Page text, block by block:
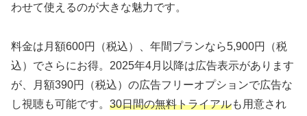
わせて使えるのが大きな魅力です。
料金は月額600円（税込）、年間プランなら5,900円（税
込）でさらにお得。2025年4月以降は広告表示があります
が、月額390円（税込）の広告フリーオプションで広告な
し視聴も可能です。 30日間の無料トライアルも用意され